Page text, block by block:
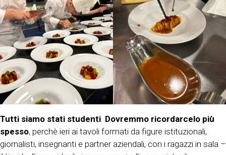
Tutti siamo stati studenti. Dovremmo ricordarcelo più
spesso, perchè ieri ai tavoli formati da figure istituzionali,
giornalisti, insegnanti e partner aziendali, con i ragazzi in sala –